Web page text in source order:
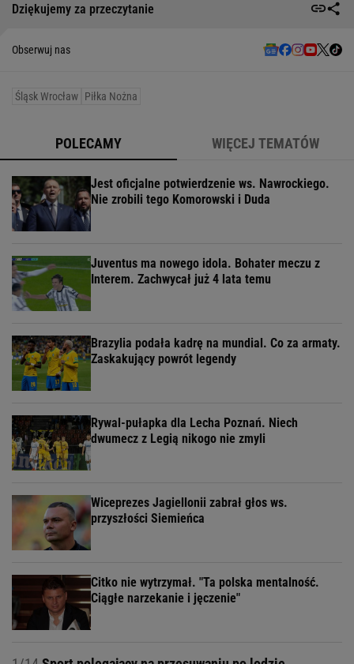
Dziękujemy za przeczytanie
Obserwuj nas
Śląsk Wrocław Piłka Nożna
POLECAMY WIĘCEJ TEMATÓW
Jest oficjalne potwierdzenie ws. Nawrockiego.
Nie zrobili tego Komorowski i Duda
Juventus ma nowego idola. Bohater meczu z
Interem. Zachwycał już 4 lata temu
Brazylia podała kadrę na mundial. Co za armaty.
Zaskakujący powrót legendy
Rywal-pułapka dla Lecha Poznań. Niech
dwumecz z Legią nikogo nie zmyli
Wiceprezes Jagiellonii zabrał głos ws.
przyszłości Siemieńca
Citko nie wytrzymał. "Ta polska mentalność.
Ciągłe narzekanie i jęczenie"